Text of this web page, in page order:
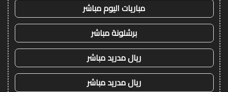
مباريات اليوم مباشر
برشلونة مباشر
ريال مدريد مباشر
ريال مدريد مباشر